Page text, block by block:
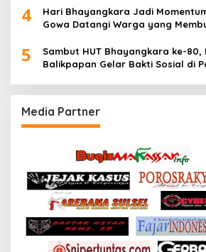
4
Hari Bhayangkara Jadi
Gowa Datangi Warga yang
5
Sambut HUT Bhayangkara ke-80,
Balikpapan Gelar Bakti Sosial di
Media Partner